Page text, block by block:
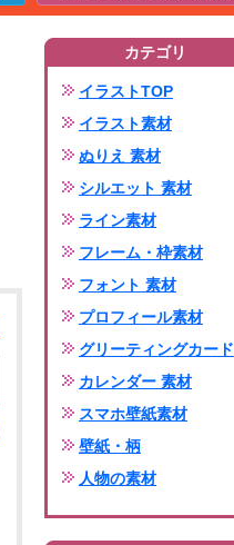
カテゴリ
イラストTOP
イラスト素材
ぬりえ 素材
シルエット 素材
ライン素材
フレーム・枠素材
フォント 素材
プロフィール素材
グリーティングカード
カレンダー 素材
スマホ壁紙素材
壁紙・柄
人物の素材